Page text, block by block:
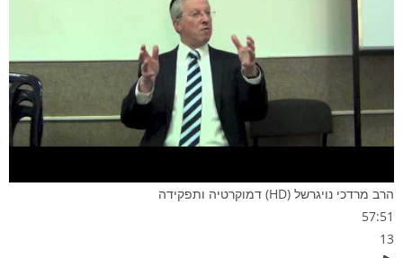
הרב מרדכי נויגרשל (HD) דמוקרטיה ותפקידה
57:51
13